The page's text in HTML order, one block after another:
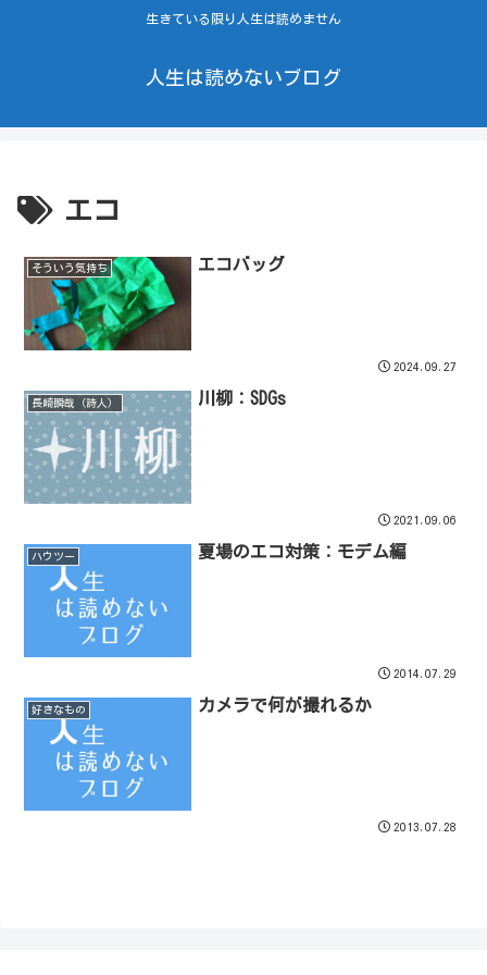
生きている限り人生は読めません
人生は読めないブログ
エコ
そういう気持ち エコバッグ
2024.09.27
長崎瞬哉（詩人） 川柳：SDGs
2021.09.06
ハウツー 夏場のエコ対策：モデム編
2014.07.29
好きなもの カメラで何が撮れるか
2013.07.28